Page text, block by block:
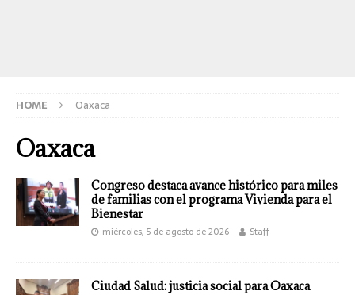
HOME Oaxaca
Oaxaca
Congreso destaca avance histórico para miles
de familias con el programa Vivienda para el
Bienestar
miércoles, 5 de agosto de 2026 Staff
Ciudad Salud: justicia social para Oaxaca